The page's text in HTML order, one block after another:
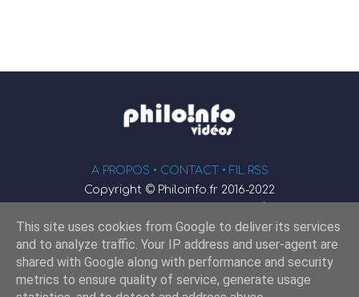
A PROPOS • CONTACT • FIL RSS
Copyright © Philoinfo.fr 2016-2022
φ
Webmaster : JEND
Retrouvez-nous sur
This site uses cookies from Google to deliver its services
and to analyze traffic. Your IP address and user-agent are
shared with Google along with performance and security
metrics to ensure quality of service, generate usage